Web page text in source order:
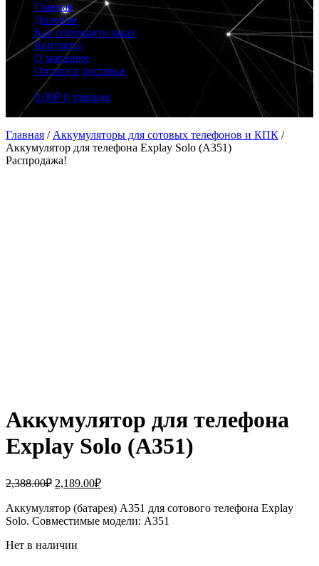
Главная
Дилерам
Как совершить заказ
Контакты
О магазине
Оплата и доставка
0.00₽ 0 товаров
Главная / Аккумуляторы для сотовых телефонов и КПК /
Аккумулятор для телефона Explay Solo (A351)
Распродажа!
Аккумулятор для телефона
Explay Solo (A351)
2,388.00₽ Первоначальная
составляла
2,388.00₽.
2,189.00₽Текущая
2,189.00₽.
Аккумулятор (батарея) A351 для сотового телефона Explay
Solo. Совместимые модели: A351
Нет в наличии